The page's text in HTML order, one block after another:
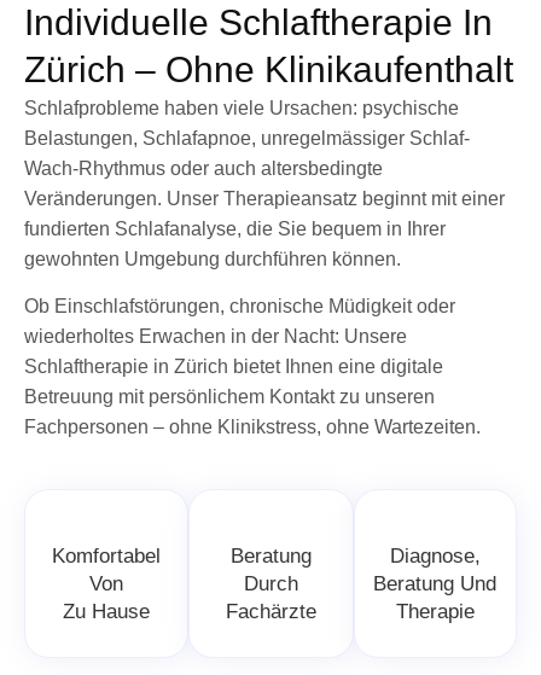
Komfortabel
Von
Zu Hause
Beratung
Durch
Fachärzte
Diagnose,
Beratung Und
Therapie
Individuelle Schlaftherapie In
Zürich – Ohne Klinikaufenthalt
Schlafprobleme haben viele Ursachen: psychische
Belastungen, Schlafapnoe, unregelmässiger Schlaf-
Wach-Rhythmus oder auch altersbedingte
Veränderungen. Unser Therapieansatz beginnt mit einer
fundierten Schlafanalyse, die Sie bequem in Ihrer
gewohnten Umgebung durchführen können.
Ob Einschlafstörungen, chronische Müdigkeit oder
wiederholtes Erwachen in der Nacht: Unsere
Schlaftherapie in Zürich bietet Ihnen eine digitale
Betreuung mit persönlichem Kontakt zu unseren
Fachpersonen – ohne Klinikstress, ohne Wartezeiten.